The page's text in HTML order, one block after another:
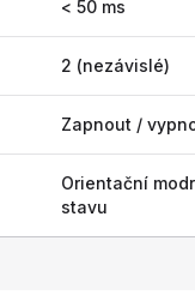
< 50 ms
2 (nezávislé)
Zapnout /
Orientační
stavu